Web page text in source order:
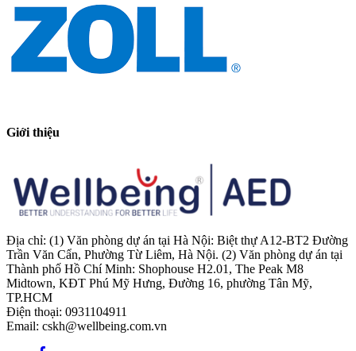
Giới thiệu
Địa chỉ: (1) Văn phòng dự án tại Hà Nội: Biệt thự A12-BT2 Đường
Trần Văn Cẩn, Phường Từ Liêm, Hà Nội. (2) Văn phòng dự án tại
Thành phố Hồ Chí Minh: Shophouse H2.01, The Peak M8
Midtown, KĐT Phú Mỹ Hưng, Đường 16, phường Tân Mỹ,
TP.HCM
Điện thoại: 0931104911
Email: cskh@wellbeing.com.vn